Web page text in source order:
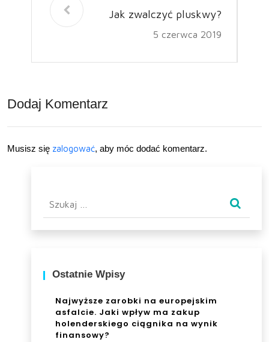
Jak zwalczyć pluskwy?
5 czerwca 2019
Dodaj Komentarz
Musisz się zalogować, aby móc dodać komentarz.
Ostatnie Wpisy
Najwyższe zarobki na europejskim
asfalcie. Jaki wpływ ma zakup
holenderskiego ciągnika na wynik
finansowy?